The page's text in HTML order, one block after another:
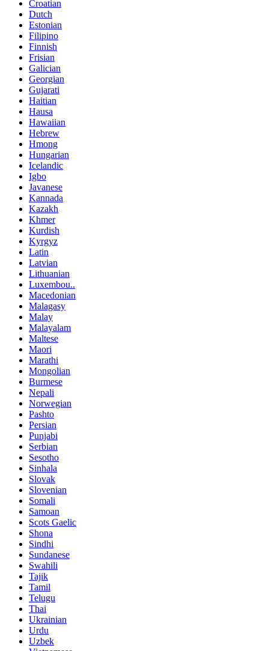
Croatian
Dutch
Estonian
Filipino
Finnish
Frisian
Galician
Georgian
Gujarati
Haitian
Hausa
Hawaiian
Hebrew
Hmong
Hungarian
Icelandic
Igbo
Javanese
Kannada
Kazakh
Khmer
Kurdish
Kyrgyz
Latin
Latvian
Lithuanian
Luxembou..
Macedonian
Malagasy
Malay
Malayalam
Maltese
Maori
Marathi
Mongolian
Burmese
Nepali
Norwegian
Pashto
Persian
Punjabi
Serbian
Sesotho
Sinhala
Slovak
Slovenian
Somali
Samoan
Scots Gaelic
Shona
Sindhi
Sundanese
Swahili
Tajik
Tamil
Telugu
Thai
Ukrainian
Urdu
Uzbek